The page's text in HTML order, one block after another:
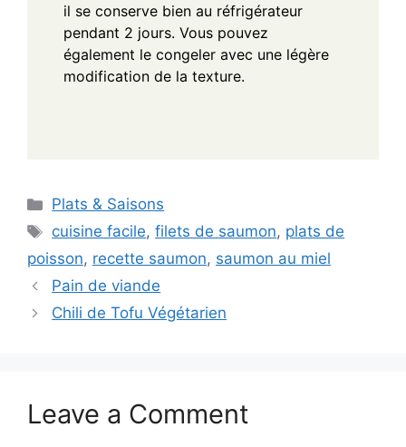
il se conserve bien au réfrigérateur
pendant 2 jours. Vous pouvez
également le congeler avec une légère
modification de la texture.
Categories
Plats & Saisons
Tags
cuisine facile,filets de saumon, plats de
poisson, recette saumon, saumon au miel
Pain de viande
Chili de Tofu Végétarien
Leave a Comment